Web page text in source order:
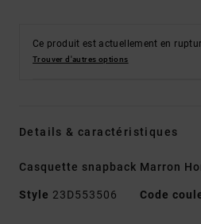
Ce produit est actuellement en
Trouver d'autres options
Details & caractéristiques
Casquette snapback Marron
Style 23D553506 Code